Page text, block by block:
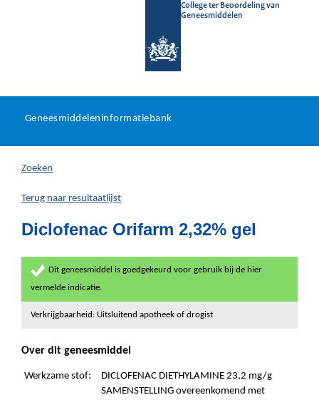
College ter Beoordeling van
Geneesmiddelen
U
hier:
Geneesmiddeleninformatiebank
Zoeken
Terug naar resultaatlijst
Diclofenac Orifarm 2,32% gel
Dit geneesmiddel is goedgekeurd voor gebruik bij de hier
vermelde indicatie.
Verkrijgbaarheid: Uitsluitend apotheek of drogist
Over dit geneesmiddel
Werkzame stof:
DICLOFENAC DIETHYLAMINE 23,2 mg/g
SAMENSTELLING overeenkomend met